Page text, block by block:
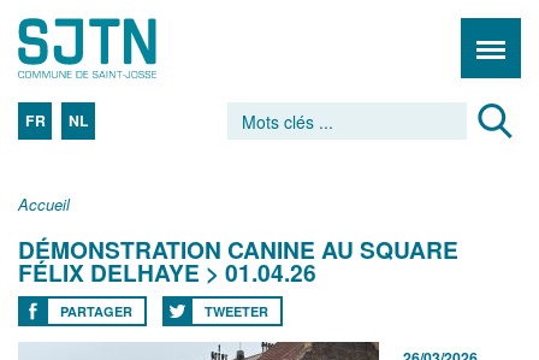
FR NL
Accueil
DÉMONSTRATION CANINE AU SQUARE
FÉLIX DELHAYE > 01.04.26
PARTAGER TWEETER